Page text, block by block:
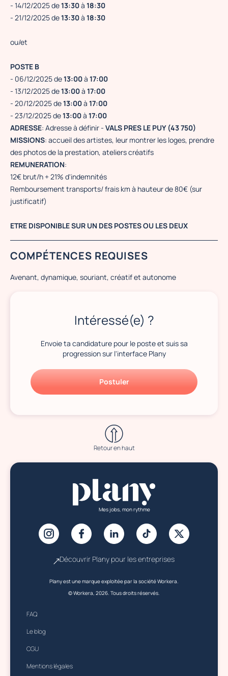
- 14/12/2025 de13:30à 18:30
- 21/12/2025 de13:30à 18:30
ou/et
POSTE B
- 06/12/2025 de13:00à 17:00
- 13/12/2025 de13:00à 17:00
- 20/12/2025 de13:00à 17:00
- 23/12/2025 de13:00à 17:00
ADRESSE: Adresse à définir - VALS PRES LE PUY (43 750)
MISSIONS: accueil des artistes, leur montrer les loges, prendre
des photos de la prestation, ateliers créatifs
REMUNERATION:
12€ brut/h + 21% d'indemnités
Remboursement transports/ frais km à hauteur de 80€ (sur
justificatif)
ETRE DISPONIBLE SUR UN DES POSTES OU LES DEUX
COMPÉTENCES REQUISES
Avenant, dynamique, souriant, créatif et autonome
Intéressé(e) ?
Envoie ta candidature pour le poste et suis sa
progression sur l'interface Plany
Postuler
Retour en haut
Mes jobs, mon rythme
Découvrir Plany pour les entreprises
Plany est une marque exploitée par la société Workera.
© Workera, 2026. Tous droits réservés.
FAQ
Le blog
CGU
Mentions légales